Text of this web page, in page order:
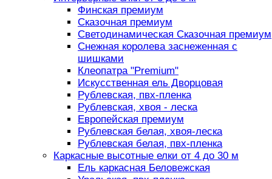
Финская премиум
Сказочная премиум
Светодинамическая Сказочная премиум
Снежная королева заснеженная с
шишками
Клеопатра "Premium"
Искусственная ель Дворцовая
Рублевская, пвх-пленка
Рублевская, хвоя - леска
Европейская премиум
Рублевская белая, хвоя-леска
Рублевская белая, пвх-пленка
Каркасные высотные елки от 4 до 30 м
Ель каркасная Беловежская